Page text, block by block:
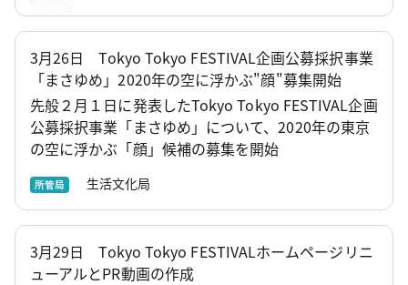
3月26日 Tokyo Tokyo FESTIVAL企画公募採択事業
「まさゆめ」2020年の空に浮かぶ"顔"募集開始
先般２月１日に発表したTokyo Tokyo FESTIVAL企画
公募採択事業「まさゆめ」について、2020年の東京
の空に浮かぶ「顔」候補の募集を開始
所管局 生活文化局
3月29日 Tokyo Tokyo FESTIVALホームページリニ
ューアルとPR動画の作成